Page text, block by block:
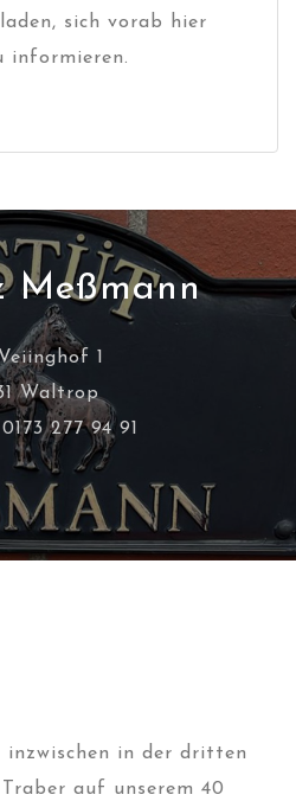
sich vorab hier
informieren.
Meßmann
1
Waltrop
277 94 91
inzwischen in der dritten
auf unserem 40